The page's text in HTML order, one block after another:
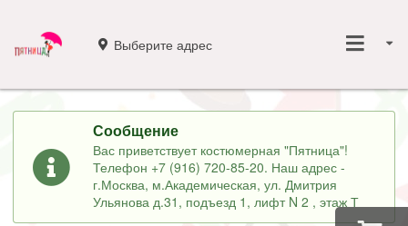
Выберите адрес
Сообщение
Вас приветствует костюмерная "Пятница"!
Телефон +7 (916) 720-85-20. Наш адрес -
г.Москва, м.Академическая, ул. Дмитрия
Ульянова д.31, подъезд 1, лифт N 2 , этаж Т